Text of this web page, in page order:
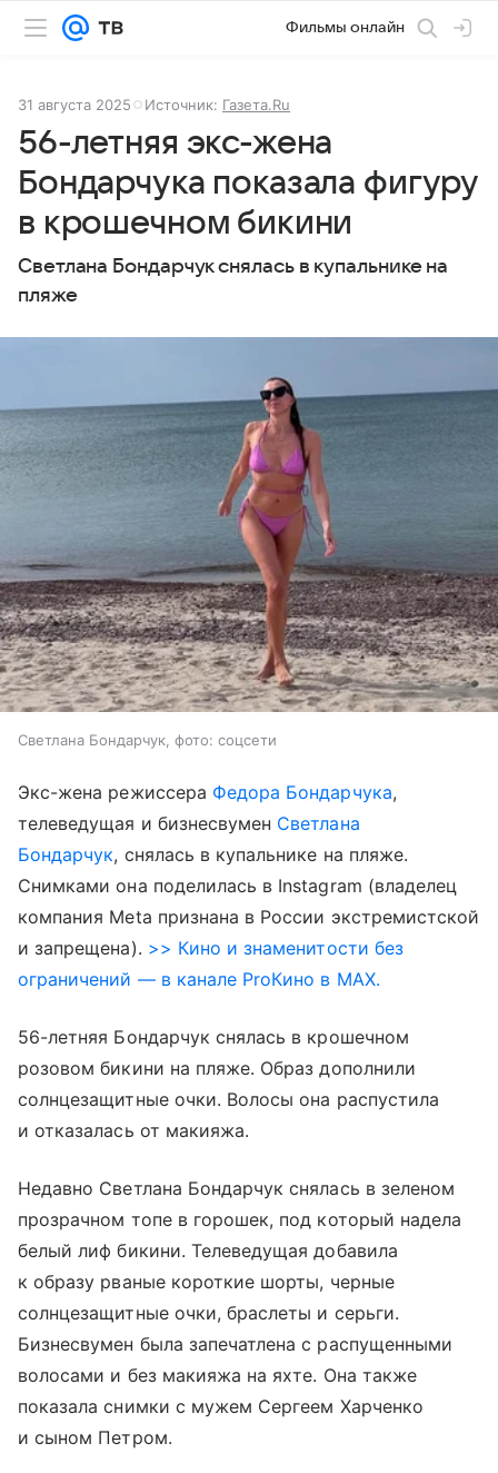
Фильмы онлайн
31 августа 2025 Источник: Газета.Ru
56-летняя экс-жена
Бондарчука показала фигуру
в крошечном бикини
Светлана Бондарчук снялась в купальнике на
пляже
Светлана Бондарчук, фото: соцсети
Экс-жена режиссера Федора Бондарчука,
телеведущая и бизнесвумен Светлана
Бондарчук, снялась в купальнике на пляже.
Снимками она поделилась в Instagram (владелец
компания Meta признана в России экстремистской
и запрещена). >> Кино и знаменитости без
ограничений — в канале ProКино в MAX.
56-летняя Бондарчук снялась в крошечном
розовом бикини на пляже. Образ дополнили
солнцезащитные очки. Волосы она распустила
и отказалась от макияжа.
Недавно Светлана Бондарчук снялась в зеленом
прозрачном топе в горошек, под который надела
белый лиф бикини. Телеведущая добавила
к образу рваные короткие шорты, черные
солнцезащитные очки, браслеты и серьги.
Бизнесвумен была запечатлена с распущенными
волосами и без макияжа на яхте. Она также
показала снимки с мужем Сергеем Харченко
и сыном Петром.